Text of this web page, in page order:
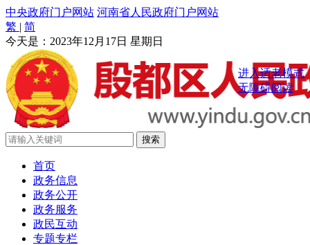
中央政府门户网站 河南省人民政府门户网站
繁 | 简
今天是： 2023年12月17日 星期日
进入适老模式
无障碍阅读
首页
政务信息
政务公开
政务服务
政民互动
专题专栏